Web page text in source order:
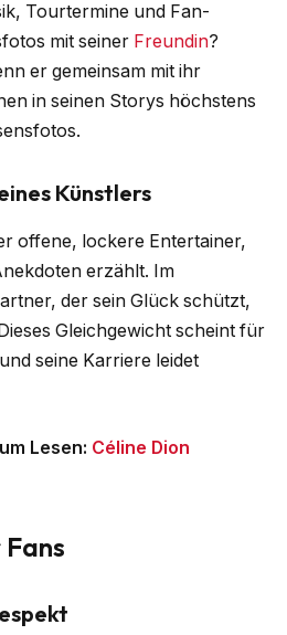
Tourtermine und Fan-
mit seiner Freundin?
er gemeinsam mit ihr
in seinen Storys höchstens
Künstlers
offene, lockere Entertainer,
erzählt. Im
der sein Glück schützt,
Gleichgewicht scheint für
seine Karriere leidet
Lesen: Céline Dion